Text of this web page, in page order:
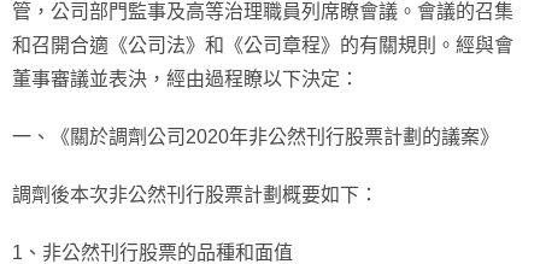
管，公司部門監事及高等治理職員列席瞭會議。會議的召集
和召開合適《公司法》和《公司章程》的有關規則。經與會
董事審議並表決，經由過程瞭以下決定：
一、《關於調劑公司2020年非公然刊行股票計劃的議案》
調劑後本次非公然刊行股票計劃概要如下：
1、非公然刊行股票的品種和面值